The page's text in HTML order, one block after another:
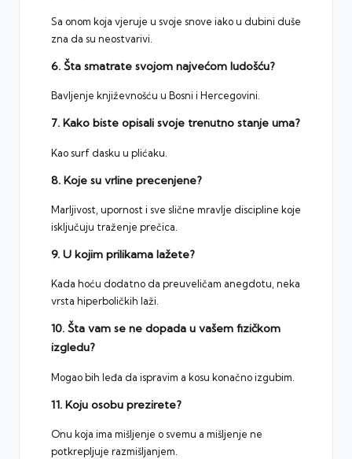
Sa onom koja vjeruje u svoje snove iako u dubini duše
zna da su neostvarivi.
6. Šta smatrate svojom najvećom ludošću?
Bavljenje književnošću u Bosni i Hercegovini.
7. Kako biste opisali svoje trenutno stanje uma?
Kao surf dasku u plićaku.
8. Koje su vrline precenjene?
Marljivost, upornost i sve slične mravlje discipline koje
isključuju traženje prečica.
9. U kojim prilikama lažete?
Kada hoću dodatno da preuveličam anegdotu, neka
vrsta hiperboličkih laži.
10. Šta vam se ne dopada u vašem fizičkom
izgledu?
Mogao bih leđa da ispravim a kosu konačno izgubim.
11. Koju osobu prezirete?
Onu koja ima mišljenje o svemu a mišljenje ne
potkrepljuje razmišljanjem.